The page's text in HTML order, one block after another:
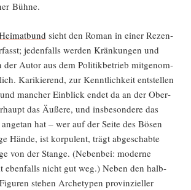
Bühne.
sieht den Roman in einer Rezen­
jeden­falls wer­den Krän­kun­gen und
der Autor aus dem Poli­tik­be­trieb mit­ge­nom­
Kari­kie­rend, zur Kennt­lich­keit ent­stel­len
man­cher Ein­blick endet da an der Ober­
das Äuße­re, und ins­be­son­de­re das
hat – wer auf der Sei­te des Bösen
Hän­de, ist kor­pu­lent, trägt abge­schab­te
von der Stan­ge. (Neben­bei: moder­ne
eben­falls nicht gut weg.) Neben den halb­
ste­hen Arche­ty­pen pro­vin­zi­el­ler